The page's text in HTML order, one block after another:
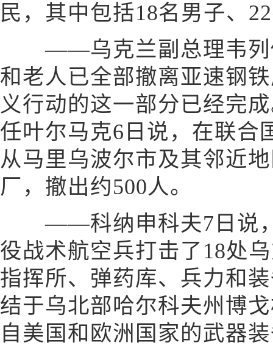
民，其中包括18名男子、
——乌克兰副总理韦列
和老人已全部撤离亚速钢
义行动的这一部分已经完
任叶尔马克6日说，在联合
从马里乌波尔市及其邻近
厂，撤出约500人。
——科纳申科夫7日说，
役战术航空兵打击了18处
指挥所、弹药库、兵力和
结于乌北部哈尔科夫州博
自美国和欧洲国家的武器